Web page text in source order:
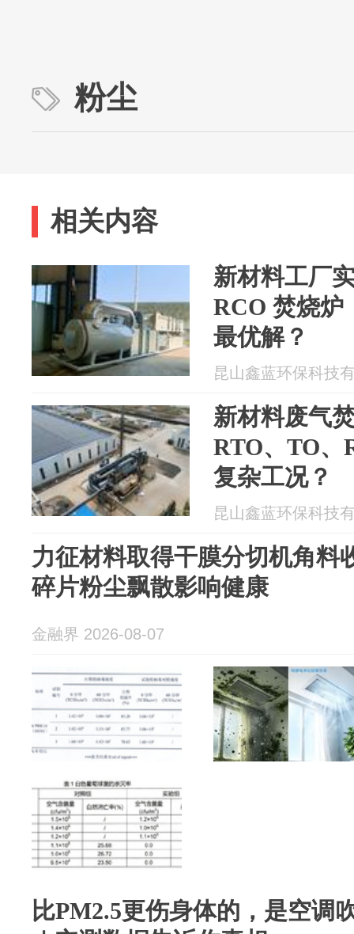
粉尘
相关内容
新材料工厂
RCO 焚烧炉
最优解？
昆山鑫蓝环保科技
新材料废气
RTO、TO、
复杂工况？
昆山鑫蓝环保科技
力征材料取得干膜分切机角料
碎片粉尘飘散影响健康
金融界 2026-08-07
比PM2.5更伤身体的，是空调